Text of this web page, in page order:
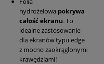
hydrożelowa pokrywa
całość ekranu. To
idealne zastosowanie
dla ekranów typu edge
z mocno zaokrąglonymi
krawędziami!